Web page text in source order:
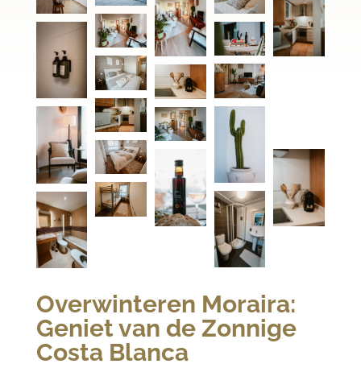
Overwinteren Moraira:
Geniet van de Zonnige
Costa Blanca